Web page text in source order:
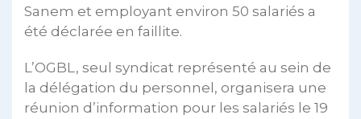
Sanem et employant environ 50 salariés a
été déclarée en faillite.
L’OGBL, seul syndicat représenté au sein de
la délégation du personnel, organisera une
réunion d’information pour les salariés le 19